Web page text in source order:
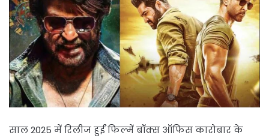
साल 2025 में रिलीज हुईं फिल्में बॉक्स ऑफिस कारोबार के